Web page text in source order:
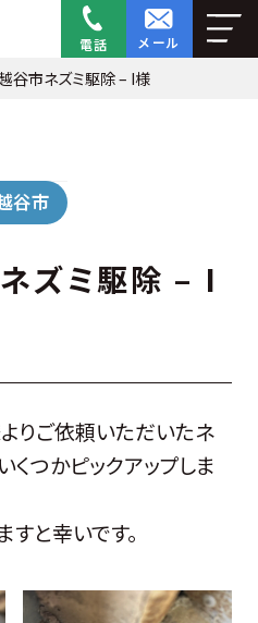
電話 メール
谷市ネズミ駆除 – I様
谷市
ズミ駆除 – I
りご依頼いただいたネ
つかピックアップしま
と幸いです。